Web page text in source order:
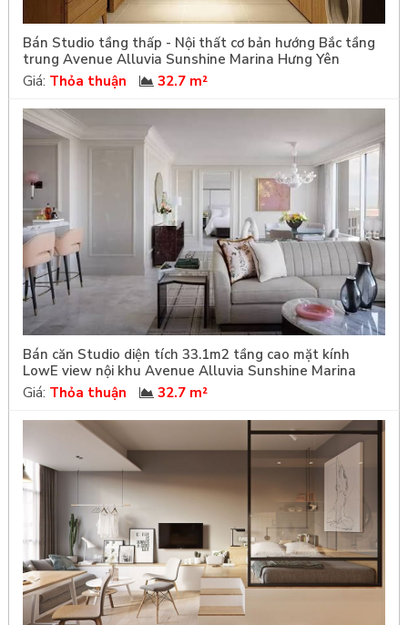
Bán Studio tầng thấp - Nội thất cơ bản hướng Bắc tầng
trung Avenue Alluvia Sunshine Marina Hưng Yên
Giá: Thỏa thuận 32.7 m²
Bán căn Studio diện tích 33.1m2 tầng cao mặt kính
LowE view nội khu Avenue Alluvia Sunshine Marina
Giá: Thỏa thuận 32.7 m²